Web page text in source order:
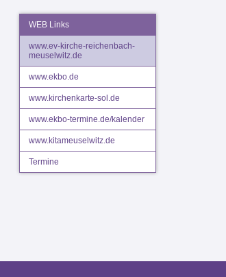
WEB Links
www.ev-kirche-reichenbach-
meuselwitz.de
www.ekbo.de
www.kirchenkarte-sol.de
www.ekbo-termine.de/kalender
www.kitameuselwitz.de
Termine